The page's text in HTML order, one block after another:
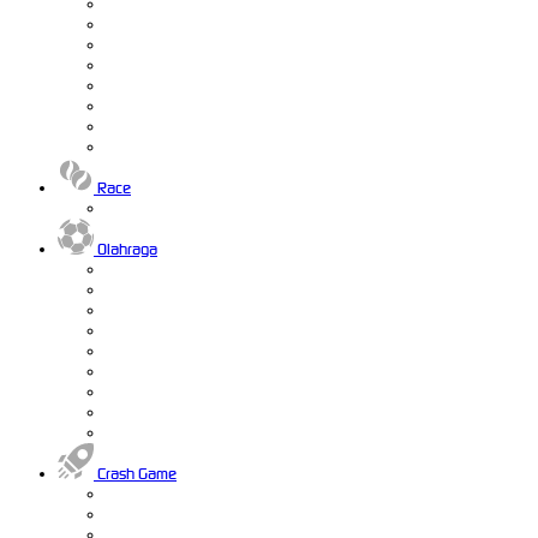
Race
Olahraga
Crash Game